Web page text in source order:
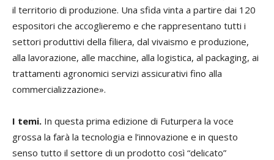
il territorio di produzione. Una sfida vinta a partire dai 120
espositori che accoglieremo e che rappresentano tutti i
settori produttivi della filiera, dal vivaismo e produzione,
alla lavorazione, alle macchine, alla logistica, al packaging, ai
trattamenti agronomici servizi assicurativi fino alla
commercializzazione».
I temi. In questa prima edizione di Futurpera la voce
grossa la farà la tecnologia e l’innovazione e in questo
senso tutto il settore di un prodotto così “delicato”